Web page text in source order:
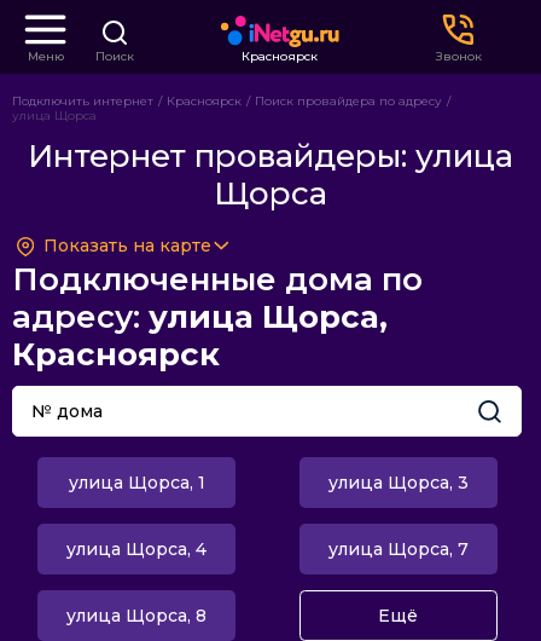
Меню Поиск Красноярск Звонок
Подключить интернет Красноярск
Поиск провайдера по адресу
улица Щорса
Интернет провайдеры: улица
Щорса
Показать на карте
Подключенные дома по
адресу: улица Щорса,
Красноярск
улица Щорса, 1 улица Щорса, 3
улица Щорса, 4 улица Щорса, 7
улица Щорса, 8 Ещё